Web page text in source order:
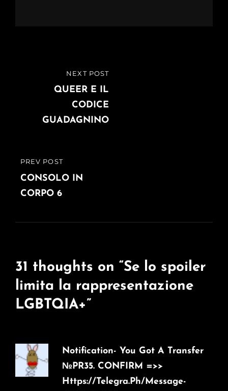
Navigazione
articoli
PREVIOUS
POST
PREV POST
CONSOLO IN
CORPO 6
NEXT POST
QUEER E IL
CODICE
GUADAGNINO
31 thoughts on “Se lo spoiler
limita la rappresentazione
LGBTQIA+”
Notification- You Got A Transfer
№PR35. CONFIRM =>>
Https://telegra.ph/Message-